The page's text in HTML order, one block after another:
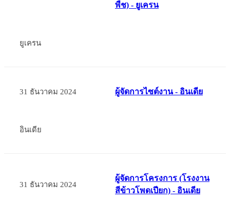
พืช) - ยูเครน
ยูเครน
31 ธันวาคม 2024 ผู้จัดการไซต์งาน - อินเดีย
อินเดีย
31 ธันวาคม 2024
ผู้จัดการโครงการ (โรงงาน
สีข้าวโพดเปียก) - อินเดีย